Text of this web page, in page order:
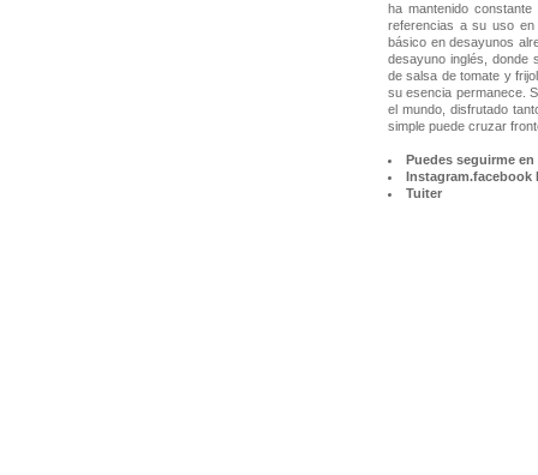
ha mantenido
referencias a su uso
básico en desayunos
desayuno inglés, donde
de salsa de tomate y
su esencia permanece.
el mundo, disfrutado
simple puede cruzar
Puedes seguirme en
Instagram.facebook
Tuiter